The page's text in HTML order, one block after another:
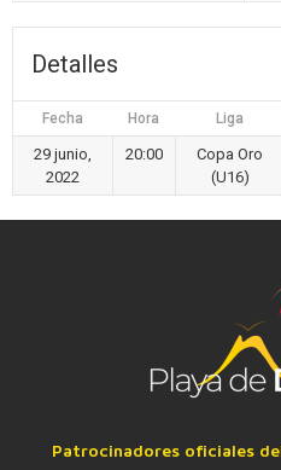
Detalles
Fecha Hora Liga
29 junio,
2022
20:00
Copa Oro
(U16)
Patrocinadores oficiales